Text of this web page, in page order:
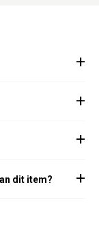
dit item?